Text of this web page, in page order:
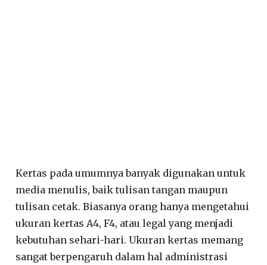
Kertas pada umumnya banyak digunakan untuk
media menulis, baik tulisan tangan maupun
tulisan cetak. Biasanya orang hanya mengetahui
ukuran kertas A4, F4, atau legal yang menjadi
kebutuhan sehari-hari. Ukuran kertas memang
sangat berpengaruh dalam hal administrasi